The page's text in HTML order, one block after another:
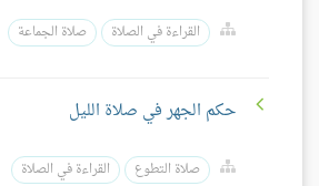
القراءة في الصلاة صلاة الجماعة
حكم الجهر في صلاة الليل
صلاة التطوع القراءة في الصلاة